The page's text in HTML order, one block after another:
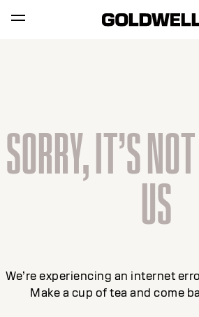
SORRY, IT’S
US
We’re experiencing an internet
Make a cup of tea and come